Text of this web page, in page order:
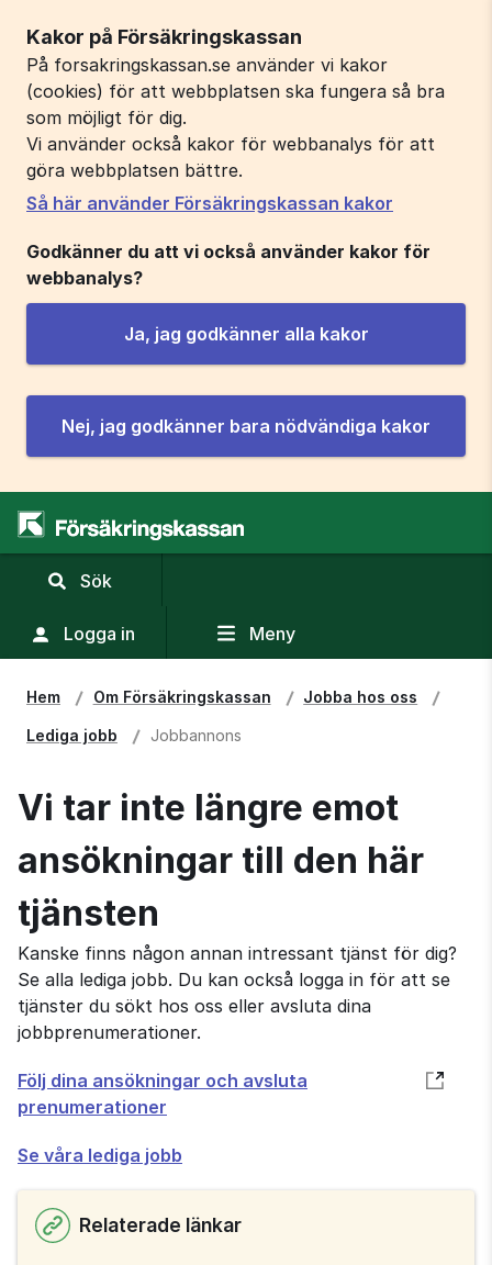
Kakor på Försäkringskassan
På forsakringskassan.se använder vi kakor
(cookies) för att webbplatsen ska fungera så bra
som möjligt för dig.
Vi använder också kakor för webbanalys för att
göra webbplatsen bättre.
Så här använder Försäkringskassan kakor
Godkänner du att vi också använder kakor för
webbanalys?
Ja, jag godkänner alla kakor
Nej, jag godkänner bara nödvändiga kakor
Sök
sökfält
Logga in Meny
Hem Om Försäkringskassan Jobba hos oss
Lediga jobb Jobbannons
Vi tar inte längre emot
ansökningar till den här
tjänsten
Kanske finns någon annan intressant tjänst för dig?
Se alla lediga jobb. Du kan också logga in för att se
tjänster du sökt hos oss eller avsluta dina
jobbprenumerationer.
Följ dina ansökningar och avsluta
prenumerationer
Öppnas
i
fönster
Se våra lediga jobb
Relaterade länkar